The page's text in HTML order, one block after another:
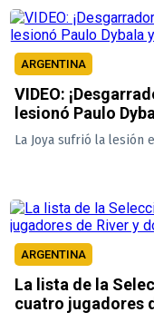
ARGENTINA
VIDEO:
lesionó Paulo
La Joya sufrió la lesión
ARGENTINA
La lista de la
cuatro jugadores